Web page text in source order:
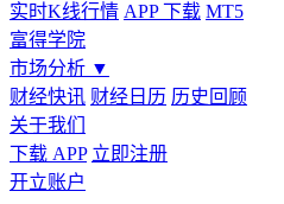
实时K线行情 APP 下载 MT5
富得学院
市场分析 ▼
财经快讯 财经日历 历史回顾
关于我们
下载 APP 立即注册
开立账户